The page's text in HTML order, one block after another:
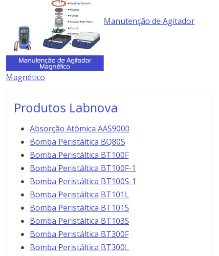
Manutenção de Agitador
Magnético
Produtos Labnova
Absorção Atômica AAS9000
Bomba Peristáltica BQ80S
Bomba Peristáltica BT100F
Bomba Peristáltica BT100F-1
Bomba Peristáltica BT100S-1
Bomba Peristáltica BT101L
Bomba Peristáltica BT101S
Bomba Peristáltica BT103S
Bomba Peristáltica BT300F
Bomba Peristáltica BT300L